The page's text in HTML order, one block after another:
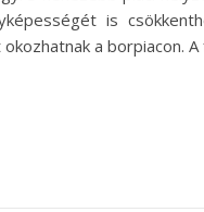
is
a borpiacon.